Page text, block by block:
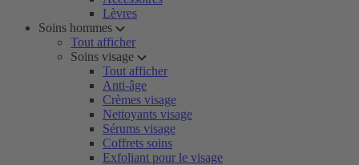
Lèvres
Soins hommes
Tout afficher
Soins visage
Tout afficher
Anti-âge
Crèmes visage
Nettoyants visage
Sérums visage
Coffrets soins
Exfoliant pour le visage